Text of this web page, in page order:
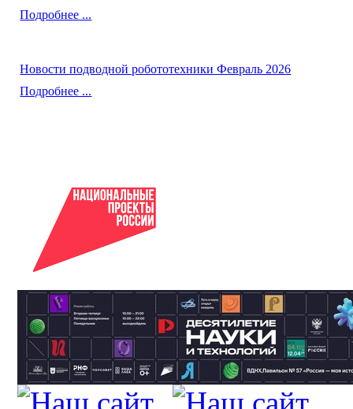
Подробнее ...
Новости подводной робототехники Февраль 2026
Подробнее ...